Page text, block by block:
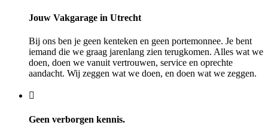
Jouw Vakgarage in Utrecht
Bij ons ben je geen kenteken en geen portemonnee. Je bent
iemand die we graag jarenlang zien terugkomen. Alles wat we
doen, doen we vanuit vertrouwen, service en oprechte
aandacht. Wij zeggen wat we doen, en doen wat we zeggen.
Geen verborgen kennis.